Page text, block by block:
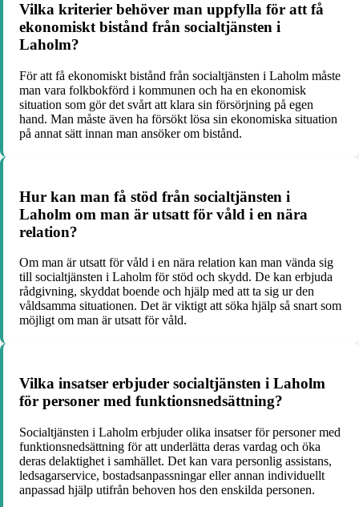
Vilka kriterier behöver man uppfylla för att få
ekonomiskt bistånd från socialtjänsten i
Laholm?
För att få ekonomiskt bistånd från socialtjänsten i Laholm måste
man vara folkbokförd i kommunen och ha en ekonomisk
situation som gör det svårt att klara sin försörjning på egen
hand. Man måste även ha försökt lösa sin ekonomiska situation
på annat sätt innan man ansöker om bistånd.
Hur kan man få stöd från socialtjänsten i
Laholm om man är utsatt för våld i en nära
relation?
Om man är utsatt för våld i en nära relation kan man vända sig
till socialtjänsten i Laholm för stöd och skydd. De kan erbjuda
rådgivning, skyddat boende och hjälp med att ta sig ur den
våldsamma situationen. Det är viktigt att söka hjälp så snart som
möjligt om man är utsatt för våld.
Vilka insatser erbjuder socialtjänsten i Laholm
för personer med funktionsnedsättning?
Socialtjänsten i Laholm erbjuder olika insatser för personer med
funktionsnedsättning för att underlätta deras vardag och öka
deras delaktighet i samhället. Det kan vara personlig assistans,
ledsagarservice, bostadsanpassningar eller annan individuellt
anpassad hjälp utifrån behoven hos den enskilda personen.